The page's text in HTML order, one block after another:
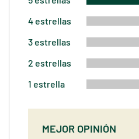
4 estrellas
3 estrellas
2 estrellas
1 estrella
MEJOR OPINIÓN